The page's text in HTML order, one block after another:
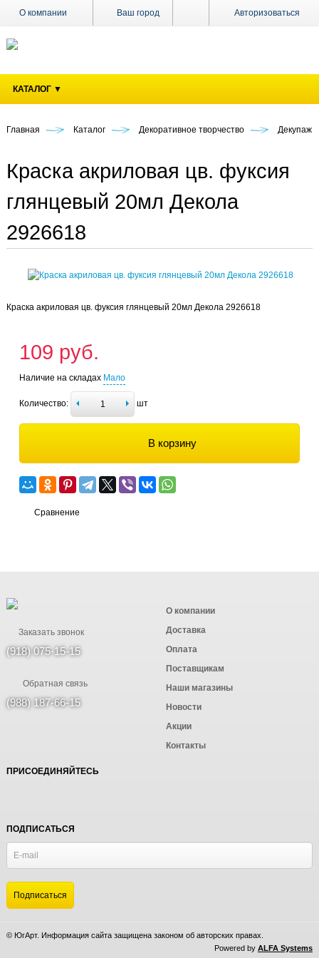
Ваш город Авторизоваться
О компании
Поставщикам
магазины
Акции
Контакты
КАТАЛОГ ▼
Главная Каталог Декоративное творчество Декупаж
Краска акриловая цв. фуксия
глянцевый 20мл Декола
2926618
Краска акриловая цв. фуксия глянцевый 20мл Декола 2926618
109 руб.
Наличие на складах Мало
Количество: шт
В корзину
Сравнение
Заказать звонок
(918) 075-15-15
Обратная связь
(988) 187-66-15
О компании
Доставка
Оплата
Поставщикам
Наши магазины
Новости
Акции
Контакты
ПРИСОЕДИНЯЙТЕСЬ
ПОДПИСАТЬСЯ
© ЮгАрт. Информация сайта защищена законом об авторских правах.
Powered by ALFA Systems